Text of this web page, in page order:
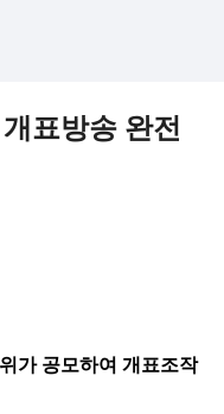
게
게
표방송 완전
가 공모하여 개표조작